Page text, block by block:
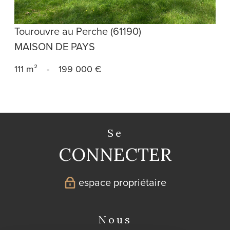
Tourouvre au Perche (61190)
MAISON DE PAYS
111 m² - 199 000 €
se
CONNECTER
espace propriétaire
nous